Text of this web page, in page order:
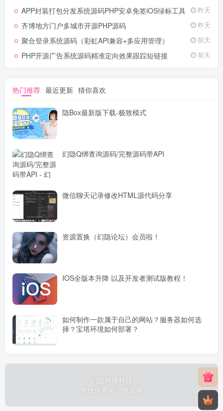
源定期更新、分类清晰、下载便
务，快来探索发现所需资源！
APP封装打包分发系统源码PHP安卓免签iOS绿标工具 昨天
齐博地方门户多城市开源PHP源码 昨天
聚合登录系统源码（彩虹API兼容+多应用管理） 前天
PHP开源广告系统源码精准定向效果跟踪短链接 前天
热门推荐 最近更新 猜你喜欢
隐Box最新版下载-极致模式
幻隐Q绑查询源码/完整源码带API
微信聊天记录修改HTML源代码分享
资源置换（幻隐论坛）会员啦！
IOS全版本升降 以及开发者测试版教程！
如何制作一款属于自己的网站？服务器如何选
择？宝塔环境如何部署？
幻隐网络科技
-争做世界第一资源网-